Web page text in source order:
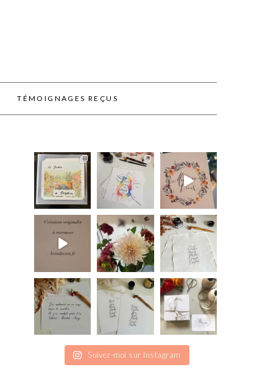
TÉMOIGNAGES REÇUS
Suivez-moi sur Instagram